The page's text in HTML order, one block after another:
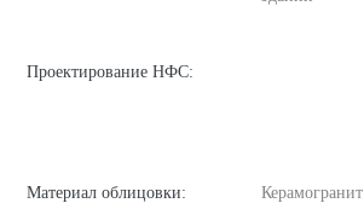
Проектирование НФС:
Материал облицовки: Керамогранит